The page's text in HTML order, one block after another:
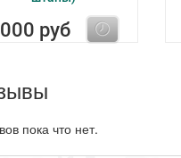
руб
пока что нет.